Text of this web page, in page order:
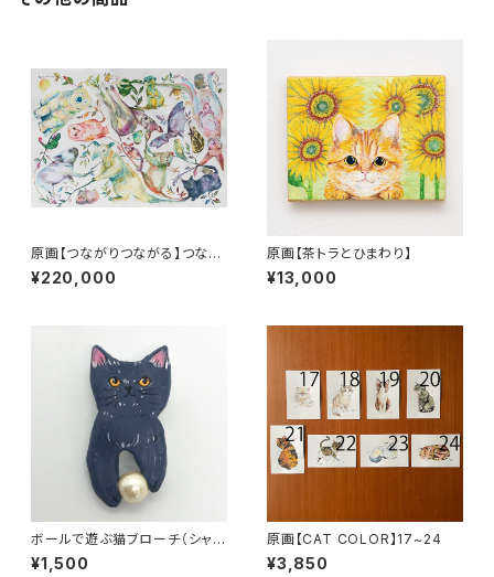
原画【つながりつながる】つなが
りつながる いのち
¥220,000
原画【茶トラとひまわり】
¥13,000
ボールで遊ぶ猫ブローチ（シャル
トリュー）
¥1,500
原画【CAT COLOR】17~24
¥3,850